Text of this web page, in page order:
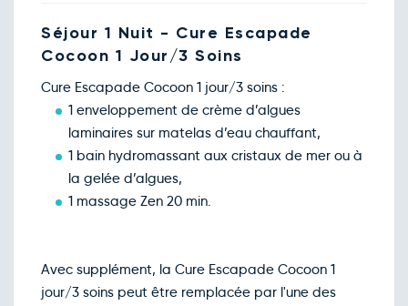
Séjour 1 Nuit - Cure Escapade
Cocoon 1 Jour/3 Soins
Cure Escapade Cocoon 1 jour/3 soins :
1 enveloppement de crème d’algues
laminaires sur matelas d’eau chauffant,
1 bain hydromassant aux cristaux de mer ou à
la gelée d’algues,
1 massage Zen 20 min.
Avec supplément, la Cure Escapade Cocoon 1
jour/3 soins peut être remplacée par l'une des